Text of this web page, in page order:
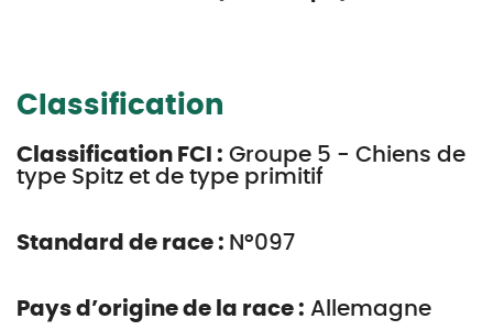
Classification
Classification FCI : Groupe 5 - Chiens de
type Spitz et de type primitif
Standard de race : N°097
Pays d’origine de la race : Allemagne